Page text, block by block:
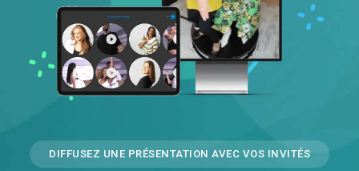
DIFFUSEZ UNE PRÉSENTATION AVEC VOS INVITÉS